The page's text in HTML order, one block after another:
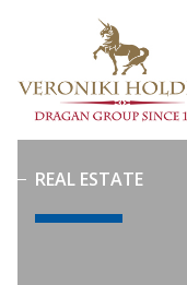
REAL ESTATE